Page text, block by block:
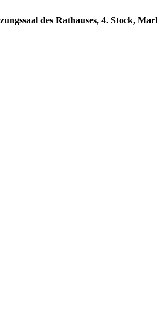
des Rathauses, 4. Stock,